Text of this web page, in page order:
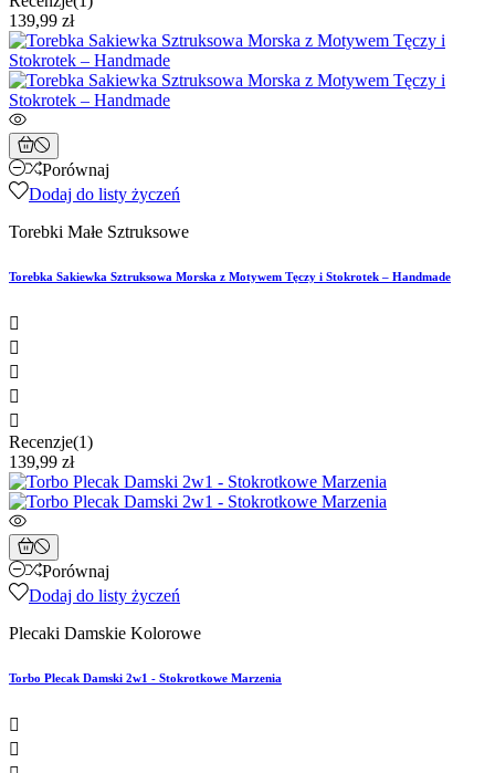
139,99 zł
Porównaj
Dodaj do listy życzeń
Torebki Małe Sztruksowe
Torebka Sakiewka Sztruksowa Morska z Motywem Tęczy i Stokrotek – Handmade





Recenzje(1)
139,99 zł
Porównaj
Dodaj do listy życzeń
Plecaki Damskie Kolorowe
Torbo Plecak Damski 2w1 - Stokrotkowe Marzenia

